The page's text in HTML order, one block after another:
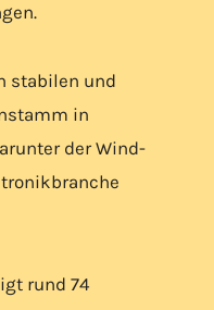
stabilen und
in
der Wind-
rund 74